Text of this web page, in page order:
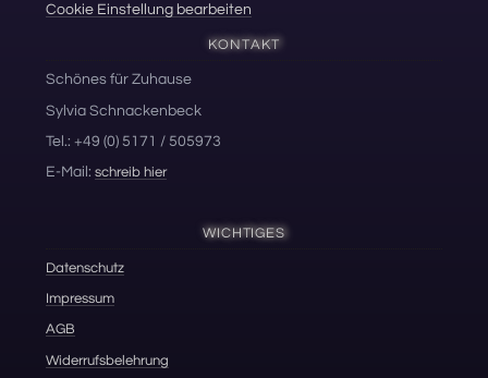
Cookie Einstellung bearbeiten
KONTAKT
Schönes für Zuhause
Sylvia Schnackenbeck
Tel.: +49 (0) 5171 / 505973
E-Mail:schreib hier
WICHTIGES
Datenschutz
Impressum
AGB
Widerrufsbelehrung